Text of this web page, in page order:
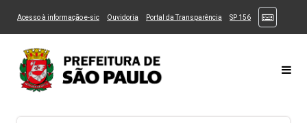
Ir ao Conteúdo Ir para menu principal Ir para busca 3
Alternar Alto Contraste
Acesso à informação e-sic(Link para um novo sítio)
Ouvidoria (Link para um novo sítio)
Portal da Transparência (Link para um novo sítio)
SP 156(Link para um